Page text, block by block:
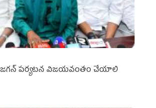
పర్యటన విజయవంతం చేయాలి